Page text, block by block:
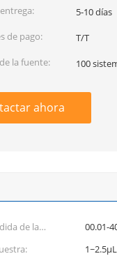
5-10 días
de pago:
T/T
la fuente:
100
ahora
de la
00.01-
1~2.5μL